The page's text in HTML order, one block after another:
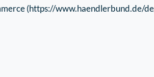
(https://www.haendlerbund.de/